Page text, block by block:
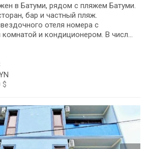
в Батуми, рядом с пляжем Батуми.
бар и частный пляж.
отеля номера с
и кондиционером. В числ...
$